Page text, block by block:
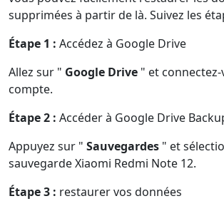
supprimées à partir de là. Suivez les
Étape 1 : Accédez à Google Drive
Allez sur " Google Drive " et
compte.
Étape 2 : Accéder à Google Drive
Appuyez sur " Sauvegardes " et
sauvegarde Xiaomi Redmi Note 12.
Étape 3 : restaurer vos données